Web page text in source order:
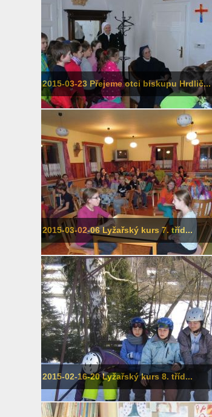
2015-03-23 Přejeme otci biskupu Hrdlič...
2015-03-02-06 Lyžařský kurs 7. tříd...
2015-02-16-20 Lyžařský kurs 8. tříd...